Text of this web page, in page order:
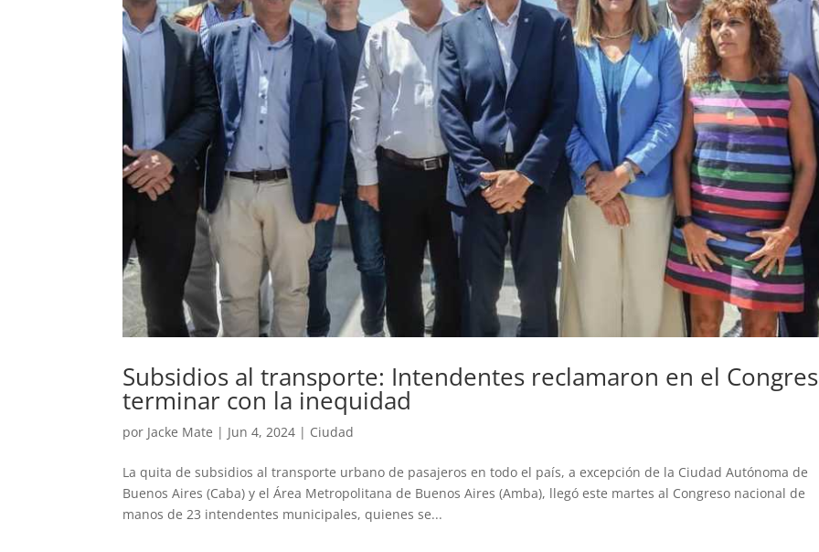
Subsidios al transporte: Intendentes reclamaron en el
terminar con la inequidad
por Jacke Mate | Jun 4, 2024 | Ciudad
La quita de subsidios al transporte urbano de pasajeros en todo el país, a excepción de la Ciudad Autónoma de
Buenos Aires (Caba) y el Área Metropolitana de Buenos Aires (Amba), llegó este martes al Congreso nacional de
manos de 23 intendentes municipales, quienes se...